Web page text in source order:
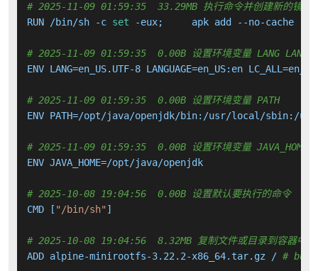
# 2025-11-09 01:59:35  33.29MB 执行命令并创建新的镜像
RUN /bin/sh -c set -eux;     apk add --no-
# 2025-11-09 01:59:35  0.00B 设置环境变量 LANG
ENV LANG=en_US.UTF-8 LANGUAGE=en_US:en
# 2025-11-09 01:59:35  0.00B 设置环境变量 PATH
ENV PATH=/opt/java/openjdk/bin:/usr/local/
# 2025-11-09 01:59:35  0.00B 设置环境变量 JAVA_HOME
ENV JAVA_HOME=/opt/java/openjdk
# 2025-10-08 19:04:56  0.00B 设置默认要执行的命令
CMD [ "/bin/sh" ]
# 2025-10-08 19:04:56  8.32MB 复制文件或目录到容器中
ADD alpine-minirootfs-3.22.2-x86_64.tar.gz / #